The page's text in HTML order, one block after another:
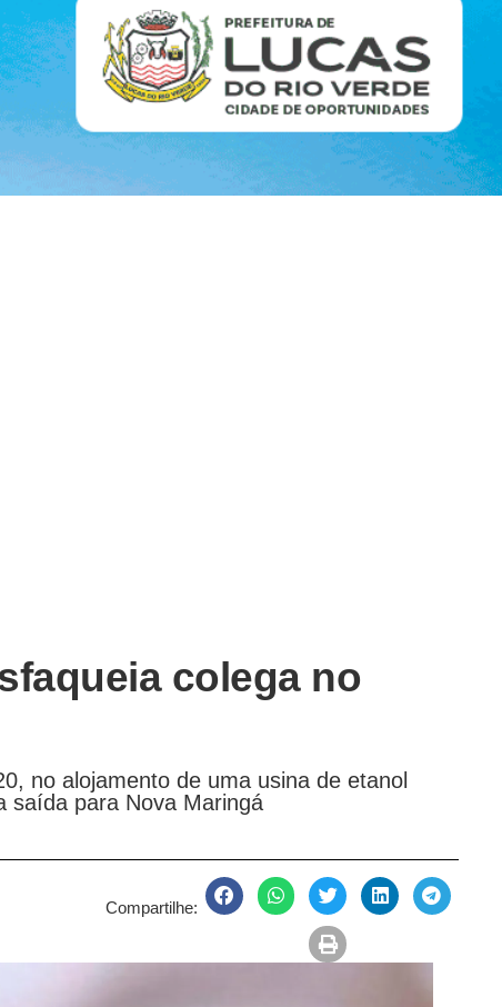
colega no
no alojamento de uma usina de etanol
saída para Nova Maringá
Compartilhe: